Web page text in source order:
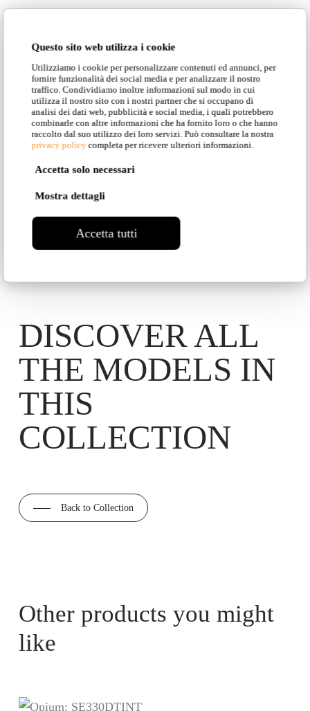
Questo sito web utilizza i cookie
Utilizziamo i cookie per personalizzare contenuti ed annunci, per
fornire funzionalità dei social media e per analizzare il nostro
traffico. Condividiamo inoltre informazioni sul modo in cui
utilizza il nostro sito con i nostri partner che si occupano di
analisi dei dati web, pubblicità e social media, i quali potrebbero
combinarle con altre informazioni che ha fornito loro o che hanno
raccolto dal suo utilizzo dei loro servizi. Può consultare la nostra
privacy policy completa per ricevere ulteriori informazioni.
Accetta solo necessari
Mostra dettagli
Accetta tutti
DISCOVER ALL
THE MODELS IN
THIS
COLLECTION
Back to Collection
Other products you might
like